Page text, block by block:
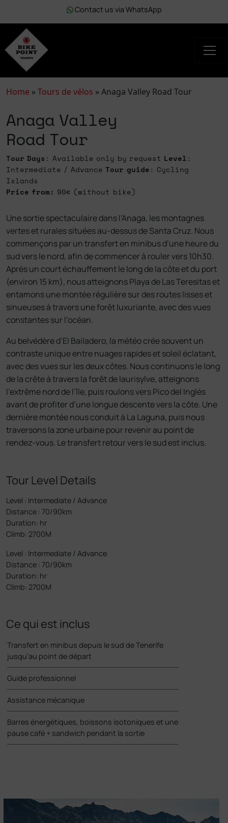
Contact us via WhatsApp
Home » Tours de vélos » Anaga Valley Road Tour
Anaga Valley
Road Tour
Tour Days : Available only by request Level:
Intermediate / Advance Tour guide: Cycling
Islands
Price from: 90€ (without bike)
Une sortie spectaculaire dans l’Anaga, les montagnes
vertes et rurales situées au‑dessus de Santa Cruz. Nous
commençons par un transfert en minibus d’une heure du
sud vers le nord, afin de commencer à rouler vers 10h30.
Après un court échauffement le long de la côte et du port
(environ 15 km), nous atteignons Playa de Las Teresitas et
entamons une montée régulière sur des routes lisses et
sinueuses à travers une forêt luxuriante, avec des vues
constantes sur l’océan.
Au belvédère d’El Bailadero, la météo crée souvent un
contraste unique entre nuages rapides et soleil éclatant,
avec des vues sur les deux côtes. Nous continuons le long
de la crête à travers la forêt de laurisylve, atteignons
l’extrême nord de l’île, puis roulons vers Pico del Inglés
avant de profiter d’une longue descente vers la côte. Une
dernière montée nous conduit à La Laguna, puis nous
traversons la zone urbaine pour revenir au point de
rendez‑vous. Le transfert retour vers le sud est inclus.
Tour Level Details
Level : Intermediate / Advance
Distance : 70/90km
Duration: hr
Climb: 2700M
Level : Intermediate / Advance
Distance : 70/90km
Duration: hr
Climb: 2700M
Ce qui est inclus
Transfert en minibus depuis le sud de Tenerife
jusqu’au point de départ
Guide professionnel
Assistance mécanique
Barres énergétiques, boissons isotoniques et une
pause café + sandwich pendant la sortie